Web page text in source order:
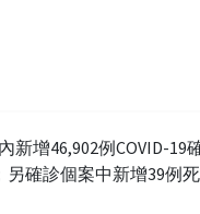
增46,902例COVID-19
確診個案中新增39例死